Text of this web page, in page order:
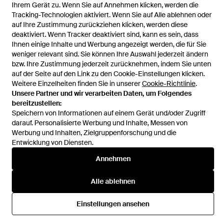
Ihrem Gerät zu. Wenn Sie auf Annehmen klicken, werden die
Tracking-Technologien aktiviert. Wenn Sie auf Alle ablehnen oder
auf Ihre Zustimmung zurückziehen klicken, werden diese
deaktiviert. Wenn Tracker deaktiviert sind, kann es sein, dass
Ihnen einige Inhalte und Werbung angezeigt werden, die für Sie
weniger relevant sind. Sie können Ihre Auswahl jederzeit ändern
bzw. Ihre Zustimmung jederzeit zurücknehmen, indem Sie unten
auf der Seite auf den Link zu den Cookie-Einstellungen klicken.
Weitere Einzelheiten finden Sie in unsererCookie-Richtlinie.
Unsere Partner und wir verarbeiten Daten, um Folgendes
bereitzustellen:
Speichern von Informationen auf einem Gerät und/oder Zugriff
darauf. Personalisierte Werbung und Inhalte, Messen von
Werbung und Inhalten, Zielgruppenforschung und die
Entwicklung von Diensten.
Annehmen
Alle ablehnen
Einstellungen ansehen
Hilfe und Informationen